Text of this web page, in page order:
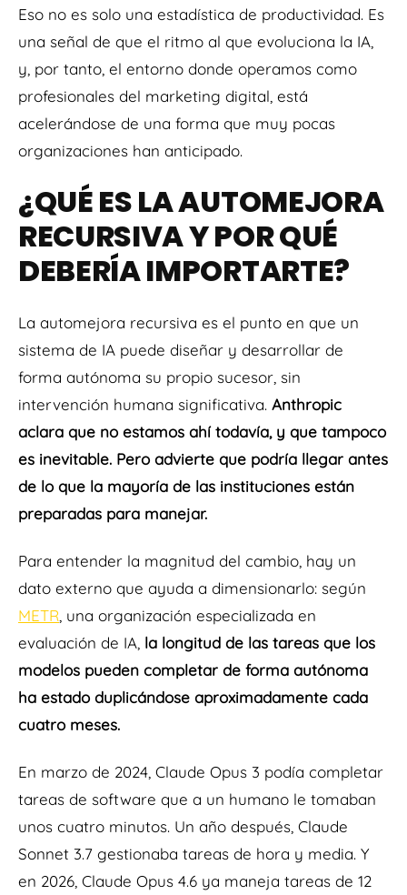
Eso no es solo una estadística de productividad. Es
una señal de que el ritmo al que evoluciona la IA,
y, por tanto, el entorno donde operamos como
profesionales del marketing digital, está
acelerándose de una forma que muy pocas
organizaciones han anticipado.
¿QUÉ ES LA AUTOMEJORA
RECURSIVA Y POR QUÉ
DEBERÍA IMPORTARTE?
La automejora recursiva es el punto en que un
sistema de IA puede diseñar y desarrollar de
forma autónoma su propio sucesor, sin
intervención humana significativa. Anthropic
aclara que no estamos ahí todavía, y que tampoco
es inevitable. Pero advierte que podría llegar antes
de lo que la mayoría de las instituciones están
preparadas para manejar.
Para entender la magnitud del cambio, hay un
dato externo que ayuda a dimensionarlo: según
METR , una organización especializada en
evaluación de IA, la longitud de las tareas que los
modelos pueden completar de forma autónoma
ha estado duplicándose aproximadamente cada
cuatro meses.
En marzo de 2024, Claude Opus 3 podía completar
tareas de software que a un humano le tomaban
unos cuatro minutos. Un año después, Claude
Sonnet 3.7 gestionaba tareas de hora y media. Y
en 2026, Claude Opus 4.6 ya maneja tareas de 12